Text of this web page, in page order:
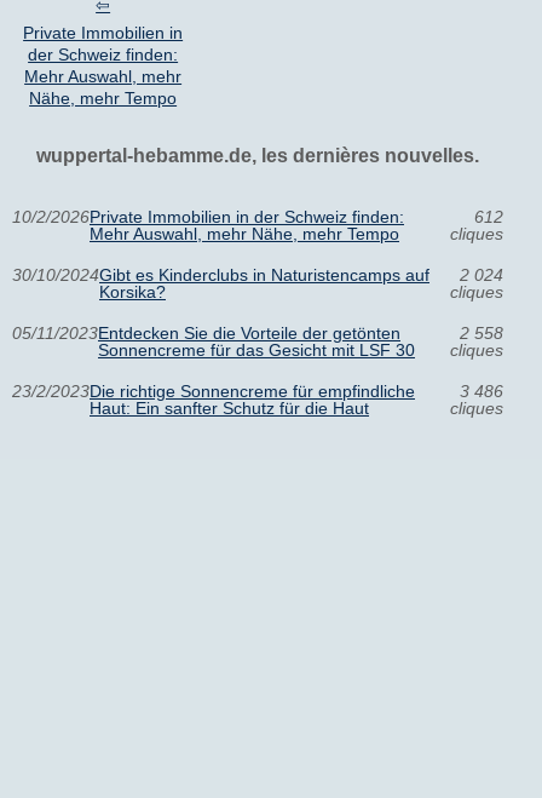
Private Immobilien in
der Schweiz finden:
Mehr Auswahl, mehr
Nähe, mehr Tempo
wuppertal-hebamme.de, les dernières nouvelles.
10/2/2026Private Immobilien in der Schweiz finden:
Mehr Auswahl, mehr Nähe, mehr Tempo
612
cliques
30/10/2024Gibt es Kinderclubs in Naturistencamps auf
Korsika?
2 024
cliques
05/11/2023Entdecken Sie die Vorteile der getönten
Sonnencreme für das Gesicht mit LSF 30
2 558
cliques
23/2/2023Die richtige Sonnencreme für empfindliche
Haut: Ein sanfter Schutz für die Haut
3 486
cliques